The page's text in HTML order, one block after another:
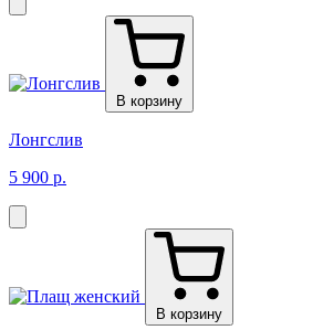
В корзину
Лонгслив
5 900 р.
В корзину